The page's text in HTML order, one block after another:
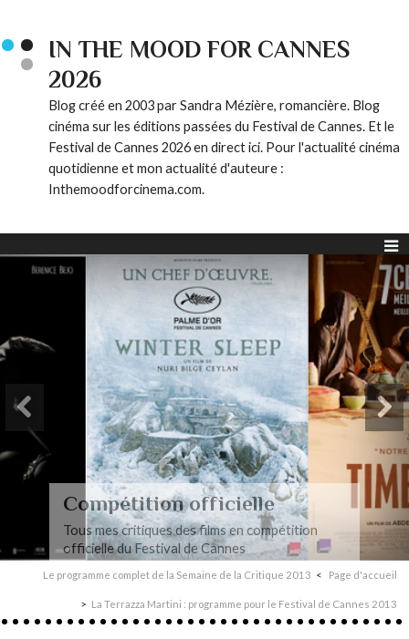
IN THE MOOD FOR CANNES
2026
Blog créé en 2003 par Sandra Mézière, romancière. Blog
cinéma sur les éditions passées du Festival de Cannes. Et le
Festival de Cannes 2026 en direct ici. Pour l'actualité cinéma
quotidienne et mon actualité d'auteure :
Inthemoodforcinema.com.
Compétition officielle
Tous mes critiques des films en compétition
officielle du Festival de Cannes
Le programme complet de la Semaine de la Critique 2013 Page d'accueil
La Terrazza Martini : programme pour le Festival de Cannes 2013